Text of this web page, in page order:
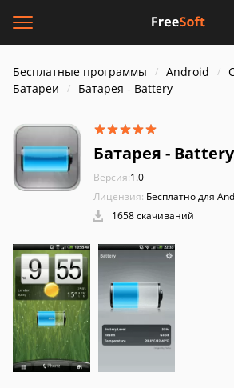
Бесплатные программы Android
Батареи
Батарея - Battery
Батарея - Battery
Версия:1.0
Лицензия: Бесплатно для
1658 скачиваний